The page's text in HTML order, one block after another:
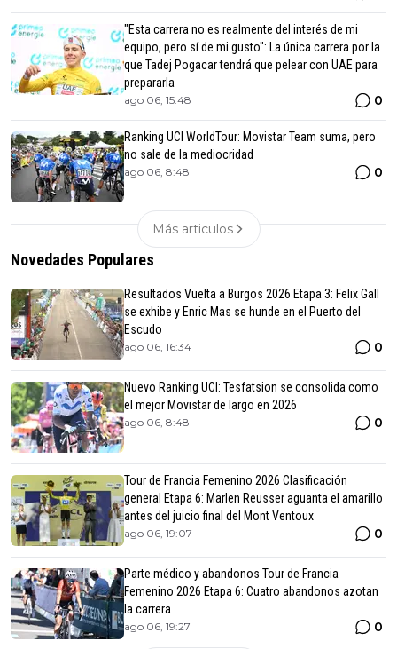
"Esta carrera no es realmente del interés de mi
equipo, pero sí de mi gusto": La única carrera por la
que Tadej Pogacar tendrá que pelear con UAE para
prepararla
ago 06, 15:48 0
Ranking UCI WorldTour: Movistar Team suma, pero
no sale de la mediocridad
ago 06, 8:48 0
Más articulos
Novedades Populares
Resultados Vuelta a Burgos 2026 Etapa 3: Felix Gall
se exhibe y Enric Mas se hunde en el Puerto del
Escudo
ago 06, 16:34 0
Nuevo Ranking UCI: Tesfatsion se consolida como
el mejor Movistar de largo en 2026
ago 06, 8:48 0
Tour de Francia Femenino 2026 Clasificación
general Etapa 6: Marlen Reusser aguanta el amarillo
antes del juicio final del Mont Ventoux
ago 06, 19:07 0
Parte médico y abandonos Tour de Francia
Femenino 2026 Etapa 6: Cuatro abandonos azotan
la carrera
ago 06, 19:27 0